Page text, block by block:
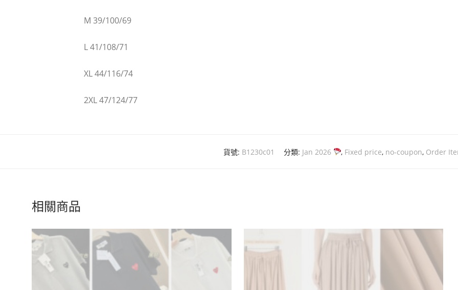
M 39/100/69
L 41/108/71
XL 44/116/74
2XL 47/124/77
貨號: B1230c01 分類: Jan 2026 , Fixed price, no-coupon, Order
相關商品